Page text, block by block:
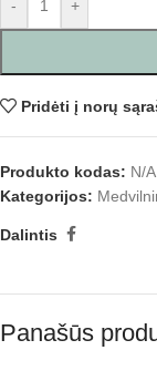
- +
Pridėti į norų
Produkto kodas: N/A
Kategorijos:
Dalintis
Panašūs